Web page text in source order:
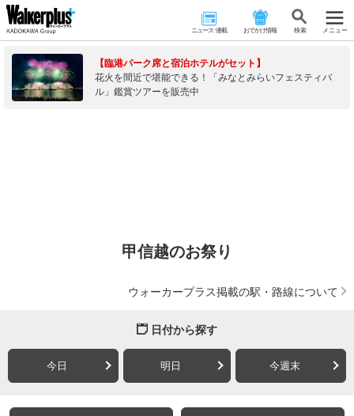
ニュース･連載 おでかけ情報 検 索 メニュー
【臨港パーク席と宿泊ホテルがセット】
花火を間近で堪能できる！「みなとみらいフェスティバ
ル」鑑賞ツアーを販売中
甲信越のお祭り
ウォーカープラス掲載の駅・路線について
日付から探す
今日 明日 今週末